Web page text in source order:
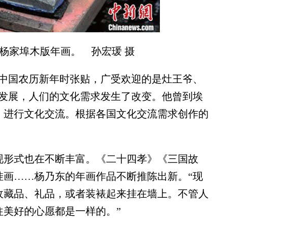
家埠木版年画。 孙宏瑗 摄
农历新年时张贴，广受欢迎的是灶王爷、
展，人们的文化需求发生了改变。他曾到埃
行文化交流。根据各国文化交流需求创作的
也在不断丰富。《二十四孝》《三国故
画……杨乃东的年画作品不断推陈出新。“现
品、礼品，或者装裱起来挂在墙上。不管人
好的心愿都是一样的。”